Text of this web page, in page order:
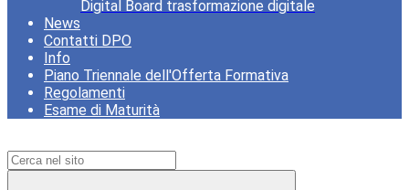
Digital Board trasformazione digitale
News
Contatti DPO
Info
Piano Triennale dell'Offerta Formativa
Regolamenti
Esame di Maturità